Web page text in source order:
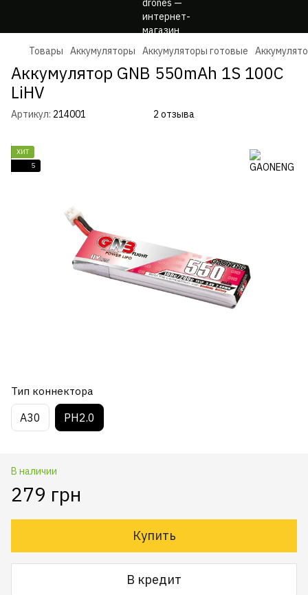
Товары Аккумуляторы Аккумуляторы готовые
Аккумулятор GNB 550mAh 1S 100C
LiHV
Артикул: 214001 2 отзыва
ХИТ
5
Тип коннектора
А30 PH2.0
В наличии
279 грн
Купить
В кредит